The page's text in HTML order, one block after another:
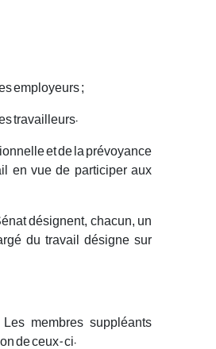
employeurs ;
travailleurs.
et de la prévoyance
en vue de participer aux
désignent, chacun, un
du travail désigne sur
membres suppléants
de ceux-ci.